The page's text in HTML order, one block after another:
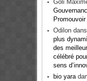
Goli
Odilondans
plus
des
célébré
sens
bio yara